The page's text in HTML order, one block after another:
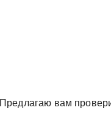
Предлагаю вам